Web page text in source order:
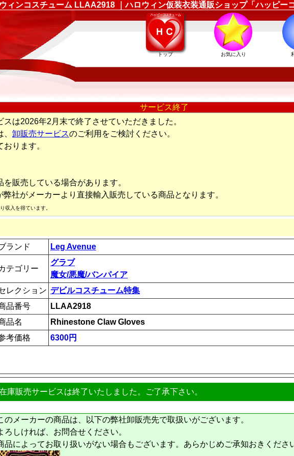
ィンコスチューム LLAA2918 ｜ハロウィン仮装衣装通販ショップ「ハッピー
トップ お気に入り
サービス終了
は2026年2月末で終了させていただきました。
卸販売サービスのご利用をご検討ください。
ります。
販売している場合があります。
弊社がメーカーより直接輸入販売している商品となります。
収入を得ています。
ランド Leg Avenue
テゴリー
グラブ
魔女/悪魔/バンパイア
レクション デビルコスチューム特集
品番号
LLAA2918
品名
Rhinestone Claw Gloves
考価格
6300円
庫販売サービスは終了いたしました。ご了承下さい。
のメーカーの商品は、以下の弊社卸販売先で取扱いがございます。
ろしければ、お問合せください。
品によってお取り扱いがない場合もございます。あらかじめご承知おきくださ